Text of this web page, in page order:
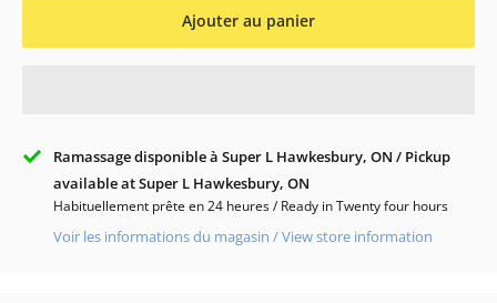
Ajouter au panier
Ramassage disponible à Super L Hawkesbury, ON / Pickup
available at Super L Hawkesbury, ON
Habituellement prête en 24 heures / Ready in Twenty four hours
Voir les informations du magasin / View store information